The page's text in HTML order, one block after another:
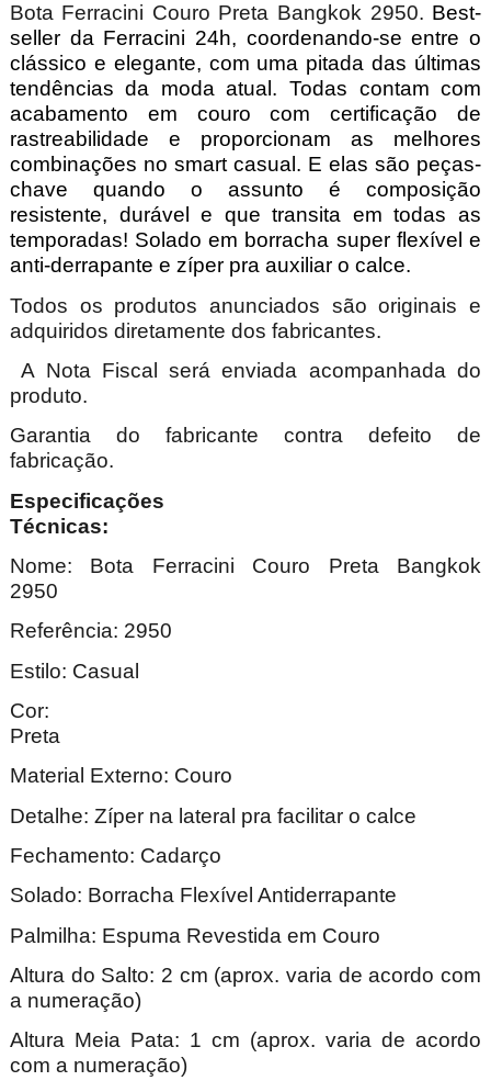
Bota Ferracini Couro Preta Bangkok 2950. Best-
seller da Ferracini 24h, coordenando-se entre o
clássico e elegante, com uma pitada das últimas
tendências da moda atual. Todas contam com
acabamento em couro com certificação de
rastreabilidade e proporcionam as melhores
combinações no smart casual. E elas são peças-
chave quando o assunto é composição
resistente, durável e que transita em todas as
temporadas! Solado em borracha super flexível e
anti-derrapante e zíper pra auxiliar o calce.
Todos os produtos anunciados são originais e
adquiridos diretamente dos fabricantes.
A Nota Fiscal será enviada acompanhada do
produto.
Garantia do fabricante contra defeito de
fabricação.
Especificações
Nome: Bota Ferracini Couro Preta Bangkok
2950
Referência: 2950
Estilo: Casual
Cor:
Material Externo: Couro
Detalhe: Zíper na lateral pra facilitar o calce
Fechamento: Cadarço
Solado: Borracha Flexível Antiderrapante
Palmilha: Espuma Revestida em Couro
Altura do Salto: 2 cm (aprox. varia de acordo com
a numeração)
Altura Meia Pata: 1 cm (aprox. varia de acordo
com a numeração)